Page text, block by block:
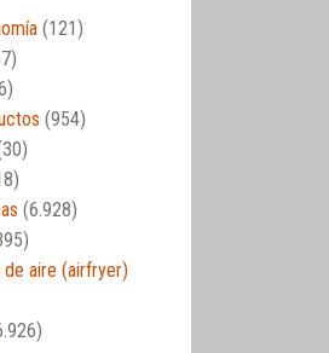
(121)
(954)
(6.928)
aire (airfryer)